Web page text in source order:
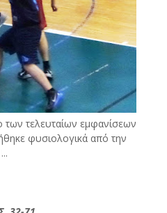
των τελευταίων εμφανίσεων
φυσιολογικά από την